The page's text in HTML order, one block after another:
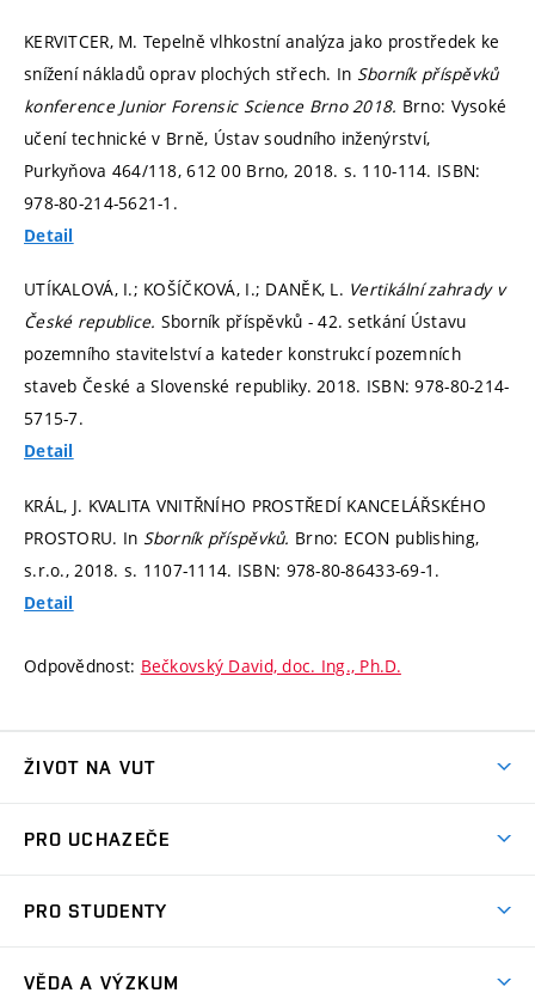
KERVITCER, M. Tepelně vlhkostní analýza jako prostředek ke
snížení nákladů oprav plochých střech. In Sborník příspěvků
konference Junior Forensic Science Brno 2018. Brno: Vysoké
učení technické v Brně, Ústav soudního inženýrství,
Purkyňova 464/118, 612 00 Brno, 2018. s. 110-114. ISBN:
978-80-214-5621-1.
Detail
UTÍKALOVÁ, I.; KOŠÍČKOVÁ, I.; DANĚK, L. Vertikální zahrady v
České republice. Sborník příspěvků - 42. setkání Ústavu
pozemního stavitelství a kateder konstrukcí pozemních
staveb České a Slovenské republiky. 2018. ISBN: 978-80-214-
5715-7.
Detail
KRÁL, J. KVALITA VNITŘNÍHO PROSTŘEDÍ KANCELÁŘSKÉHO
PROSTORU. In Sborník příspěvků. Brno: ECON publishing,
s.r.o., 2018. s. 1107-1114. ISBN: 978-80-86433-69-1.
Detail
Odpovědnost: Bečkovský David, doc. Ing., Ph.D.
ŽIVOT NA VUT
Koleje
Sport na VUT
PRO UCHAZEČE
Dny otevřených dveří
PRO STUDENTY
VĚDA A VÝZKUM